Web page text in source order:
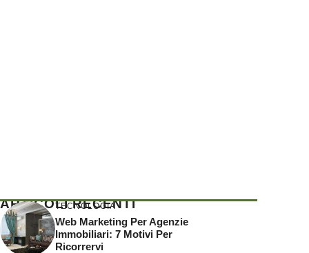
ARTICOLI RECENTI
TECNOLOGIA
Web Marketing Per Agenzie
Immobiliari: 7 Motivi Per
Ricorrervi